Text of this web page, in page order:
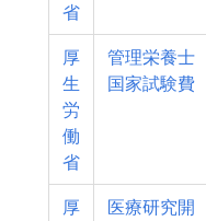
省
厚
生
労
働
省
管理栄養士
国家試験費
厚
医療研究開